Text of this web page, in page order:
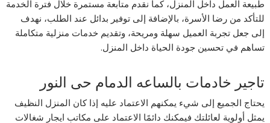
طبيعة العمل داخل المنزل، كما نقدم متابعة مستمرة خلال فترة الخدمة
للتأكد من رضا الأسرة، بالإضافة إلى توفير بدائل عند الطلب، نهدف
إلى جعل تجربة العميل سهلة ومريحة، وتقديم خدمات منزلية متكاملة
تساهم في تحسين جودة الحياة داخل المنزل.
تاجير خادمات بالساعه الدمام حى النور
يحتاج الجميع إلى شيء يمكنهم الاعتماد عليه إذا كان المنزل النظيف
يمثل أولوية لعائلتك فيمكنك دائمًا الاعتماد على مكاتب ايجار شغالات